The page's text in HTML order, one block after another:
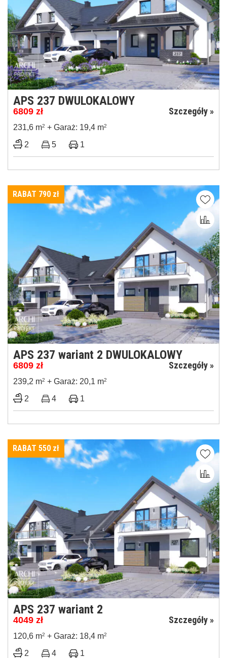
APS 237 DWULOKALOWY
6809 zł Szczegóły »
231,6 m2 + Garaż: 19,4 m2
2 5 1
RABAT 790 zł
APS 237 wariant 2 DWULOKALOWY
6809 zł Szczegóły »
239,2 m2 + Garaż: 20,1 m2
2 4 1
RABAT 550 zł
APS 237 wariant 2
4049 zł Szczegóły »
120,6 m2 + Garaż: 18,4 m2
2 4 1